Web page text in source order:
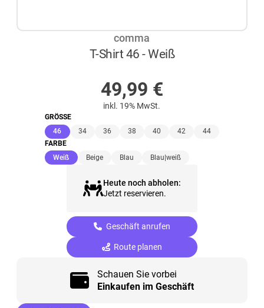
comma
T-Shirt 46 - Weiß
49,99 €
inkl. 19% MwSt.
GRÖSSE
46(ausgewählt)
34 36 38 40 42
44
FARBE
Weiß(ausgewählt)
Beige Blau Blau|weiß
Heute noch abholen:
Jetzt reservieren.
Geschäft anrufen
Route planen
Schauen Sie vorbei
Einkaufen im Geschäft